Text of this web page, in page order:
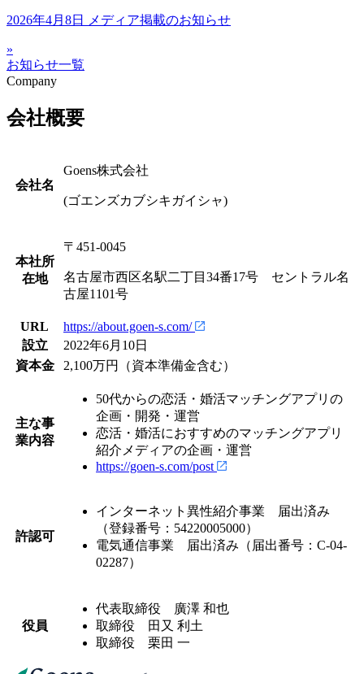
2026年4月8日 メディア掲載のお知らせ
»
お知らせ一覧
Company
会社概要
会社名
Goens株式会社
(ゴエンズカブシキガイシャ)
本社所
在地
〒451-0045
名古屋市西区名駅二丁目34番17号 セントラル名
古屋1101号
URL
https://about.goen-s.com/
設立
2022年6月10日
資本金
2,100万円（資本準備金含む）
主な事
業内容
50代からの恋活・婚活マッチングアプリの
企画・開発・運営
恋活・婚活におすすめのマッチングアプリ
紹介メディアの企画・運営
https://goen-s.com/post
許認可
インターネット異性紹介事業 届出済み
（登録番号：54220005000）
電気通信事業 届出済み（届出番号：C-04-
02287）
役員
代表取締役 廣澤 和也
取締役 田又 利土
取締役 栗田 一